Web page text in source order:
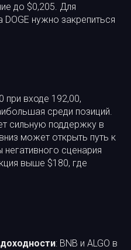
до $0,205. Для
нужно закрепиться
при входе 192,00,
среди позиций.
сильную поддержку в
может открыть путь к
сценария
выше $180, где
: BNB и ALGO в